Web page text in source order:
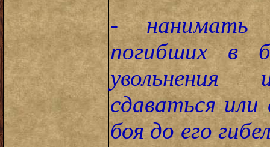
- нанимать
погибших в
сдаваться или
боя до его